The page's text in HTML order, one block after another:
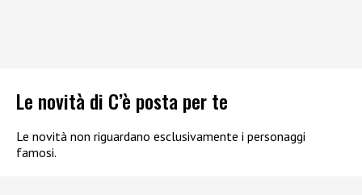
Le novità di C’è posta per te
Le novità non riguardano esclusivamente i personaggi
famosi.